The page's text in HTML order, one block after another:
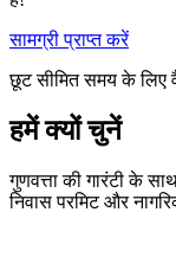
सामग्री प्राप्त करें
छूट सीमित समय के लिए
हमें क्यों चुनें
गुणवत्ता की गारंटी के
निवास परमिट और